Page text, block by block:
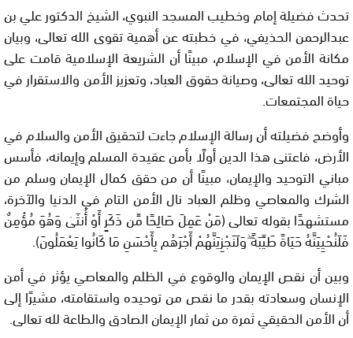
تحدث فضيلة إمام وخطيب المسجد النبوي، الشيخ الدكتور علي بن
عبدالرحمن الحذيفي، في خطبته عن أهمية تقوى الله تعالى، وبيان
مكانة الأمن في الإسلام، مبينًا أن الشريعة الإسلامية قامت على
توحيد الله تعالى، وصيانة حقوق العباد، وتعزيز الأمن والاستقرار في
حياة المجتمعات.
وأوضح فضيلته أن رسالة الإسلام جاءت لتحقيق الأمن والسلام في
الأرض، فاعتنى هذا الدين أولًا بأمن عقيدة المسلم وإيمانه، فأسس
مباني التوحيد والإيمان، مبينًا أن من حقق كمال الإيمان وسلم من
الشرك والمعاصي وظلم العباد نال الأمن التام في الدنيا والآخرة،
مستشهدًا بقوله تعالى (مَنْ عَمِلَ صَالِحًا مِّن ذَكَرٍ أَوْ أُنثَىٰ وَهُوَ مُؤْمِنٌ
فَلَنُحْيِيَنَّهُ حَيَاةً طَيِّبَةً ۖوَلَنَجْزِيَنَّهُمْ أَجْرَهُم بِأَحْسَنِ مَا كَانُوا يَعْمَلُونَ).
وبين أن نقص الإيمان والوقوع في الظلم والمعاصي يؤثر في أمن
الإنسان وسعادته بقدر ما نقص من توحيده واستقامته، مشيرًا إلى
أن الأمن الحقيقي ثمرة من ثمار الإيمان الصادق والطاعة لله تعالى.